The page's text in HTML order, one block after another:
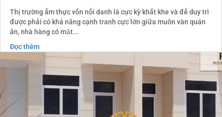
Thị trường ẩm thực vốn nổi danh là cực kỳ khắt khe và để duy trì
được phải có khả năng cạnh tranh cực lớn giữa muôn vàn quán
ăn, nhà hàng có mặt...
Đọc thêm